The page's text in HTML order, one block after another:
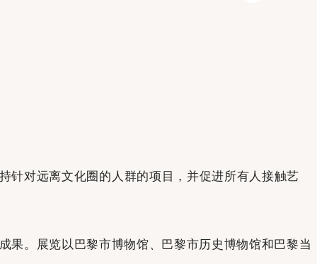
针对远离文化圈的人群的项目，并促进所有人接触艺
。展览以巴黎市博物馆、巴黎市历史博物馆和巴黎当